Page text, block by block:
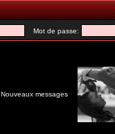
Mot de passe:
Nouveaux messages